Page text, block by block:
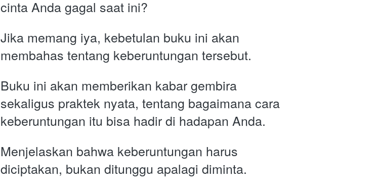
cinta Anda gagal saat ini?
Jika memang iya, kebetulan buku ini akan
membahas tentang keberuntungan tersebut.
Buku ini akan memberikan kabar gembira
sekaligus praktek nyata, tentang bagaimana cara
keberuntungan itu bisa hadir di hadapan Anda.
Menjelaskan bahwa keberuntungan harus
diciptakan, bukan ditunggu apalagi diminta.